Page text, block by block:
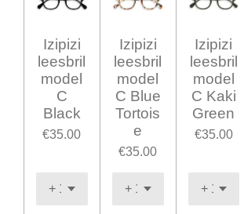
Izipizi
leesbril
model
C
Black
€35.00
Izipizi
leesbril
model
C Blue
Tortois
e
€35.00
Izipizi
leesbril
model
C Kaki
Green
€35.00